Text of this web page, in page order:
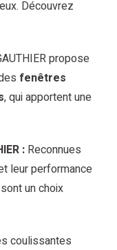
Découvrez
propose
fenêtres
, qui apportent une
: Reconnues
leur performance
un choix
coulissantes